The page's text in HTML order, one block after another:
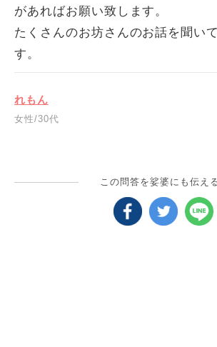
があればお願い致します。
たくさんのお坊さんのお話を聞い
す。
れもん
女性/30代
この問答を娑婆にも伝え